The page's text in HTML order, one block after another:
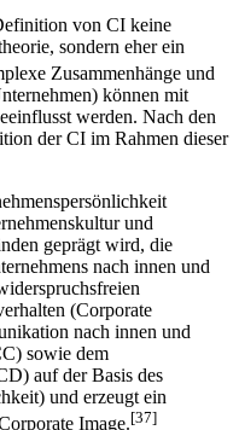
von CI keine
sondern eher ein
Zusammenhänge und
können mit
werden. Nach den
der CI im Rahmen dieser
und
geprägt wird, die
nach innen und
(Corporate
nach innen und
sowie dem
auf der Basis des
und erzeugt ein